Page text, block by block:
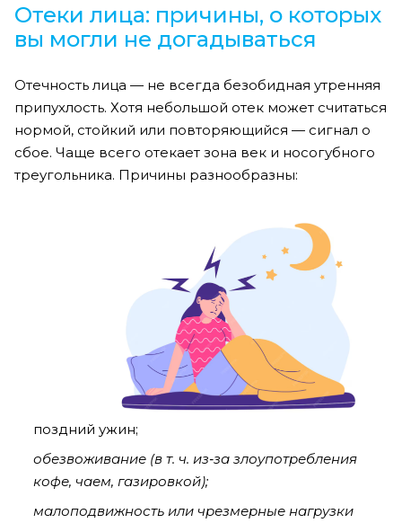
Отеки лица: причины, о которых
вы могли не догадываться
Отечность лица — не всегда безобидная утренняя
припухлость. Хотя небольшой отек может считаться
нормой, стойкий или повторяющийся — сигнал о
сбое. Чаще всего отекает зона век и носогубного
треугольника. Причины разнообразны:
поздний ужин;
обезвоживание (в т. ч. из‑за злоупотребления
кофе, чаем, газировкой);
малоподвижность или чрезмерные нагрузки